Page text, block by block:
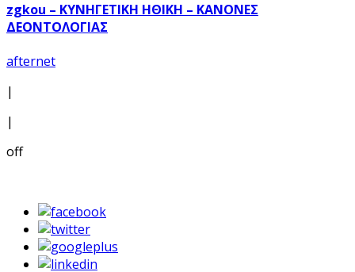
zgkou – ΚΥΝΗΓΕΤΙΚΗ ΗΘΙΚΗ – ΚΑΝΟΝΕΣ
ΔΕΟΝΤΟΛΟΓΙΑΣ
afternet
|
|
off